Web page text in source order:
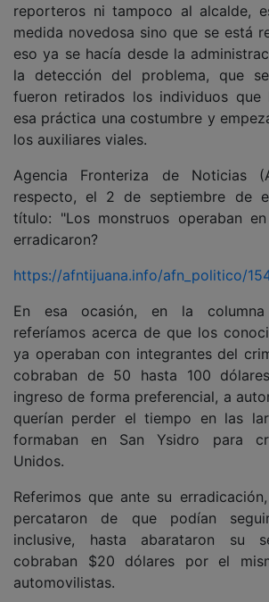
reporteros ni tampoco al alcalde,
medida novedosa sino que se está
eso ya se hacía desde la
la detección del problema, que
fueron retirados los individuos que
esa práctica una costumbre y
los auxiliares viales.
Agencia Fronteriza de Noticias
respecto, el 2 de septiembre de
título: "Los monstruos operaban
erradicaron?
https://afntijuana.info/afn_politico/
En esa ocasión, en la columna
referíamos acerca de que los
ya operaban con integrantes del
cobraban de 50 hasta 100
ingreso de forma preferencial, a
querían perder el tiempo en las
formaban en San Ysidro para
Unidos.
Referimos que ante su
percataron de que podían
inclusive, hasta abarataron su
cobraban $20 dólares por el
automovilistas.